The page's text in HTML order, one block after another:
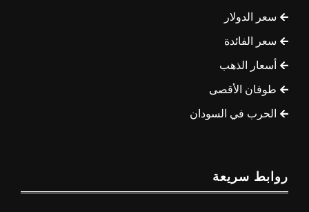
سعر الدولار
سعر الفائدة
أسعار الذهب
طوفان الأقصى
الحرب في السودان
روابط سريعة